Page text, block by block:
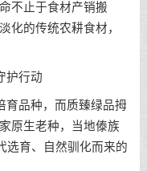
不止于食材产销搬
化的传统农耕食材，
护行动
品种，而质臻绿品拇
原生老种，当地傣族
选育、自然驯化而来的